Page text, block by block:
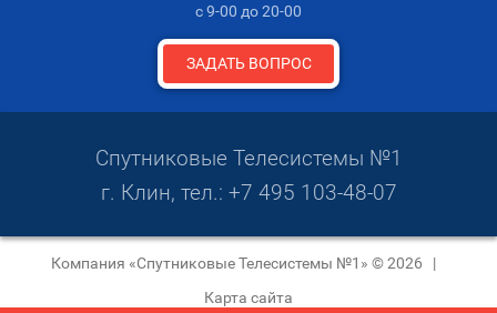
с 9-00 до 20-00
ЗАДАТЬ ВОПРОС
Спутниковые Телесистемы №1
г. Клин, тел.: +7 495 103-48-07
Компания «Спутниковые Телесистемы №1» © 2026 |
Карта сайта